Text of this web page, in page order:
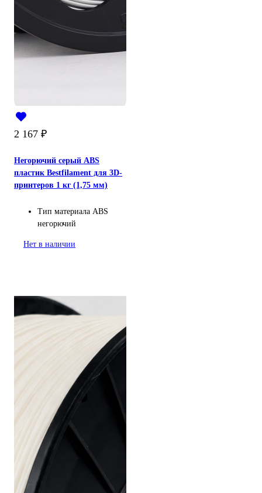
2 167 ₽
Негорючий серый ABS
пластик Bestfilament для 3D-
принтеров 1 кг (1,75 мм)
Тип материала ABS
негорючий
Нет в наличии